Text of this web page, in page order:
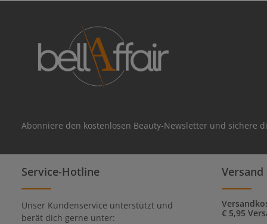
Abonniere den kostenlosen Beauty-Newsletter und sichere
Service-Hotline
Unser Kundenservice unterstützt und
berät dich gerne unter:
€ 5,95